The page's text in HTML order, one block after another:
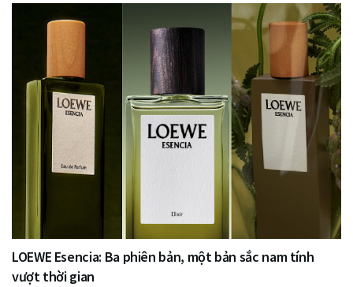
LOEWE Esencia: Ba phiên bản, một bản sắc nam tính
vượt thời gian